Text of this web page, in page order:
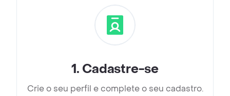
1. Cadastre-se
Crie o seu perfil e complete o seu cadastro.